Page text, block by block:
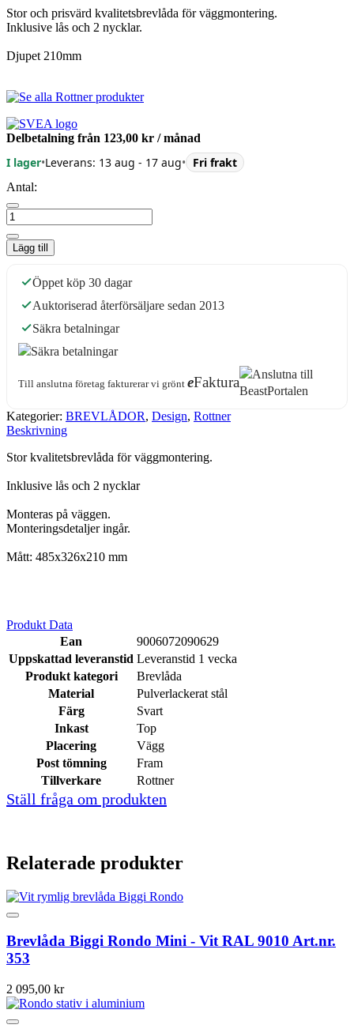
Stor och prisvärd kvalitetsbrevlåda för väggmontering.
Inklusive lås och 2 nycklar.
Djupet 210mm
Delbetalning från 123,00 kr / månad
I lager•Leverans: 13 aug - 17 aug• Fri frakt
Antal:
Lägg till
Öppet köp 30 dagar
Auktoriserad återförsäljare sedan 2013
Säkra betalningar
Till anslutna företag fakturerar vi grönt eFaktura
Kategorier: BREVLÅDOR, Design, Rottner
Beskrivning
Stor kvalitetsbrevlåda för väggmontering.
Inklusive lås och 2 nycklar
Monteras på väggen.
Monteringsdetaljer ingår.
Mått: 485x326x210 mm
Produkt Data
Ean
9006072090629
Uppskattad leveranstid Leveranstid 1 vecka
Produkt kategori
Brevlåda
Material
Pulverlackerat stål
Färg
Svart
Inkast
Top
Placering
Vägg
Post tömning
Fram
Tillverkare
Rottner
Ställ fråga om produkten
Relaterade produkter
Brevlåda Biggi Rondo Mini - Vit RAL 9010 Art.nr.
353
2 095,00 kr